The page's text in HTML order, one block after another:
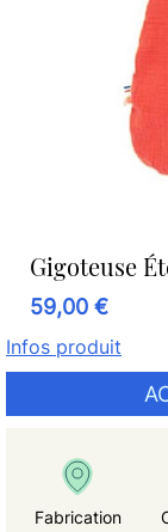
Gigoteuse
59,00 €
Infos produit
Fabrication